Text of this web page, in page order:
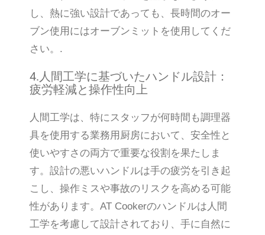
し、熱に強い設計であっても、長時間のオー
ブン使用にはオーブンミットを使用してくだ
さい。.
4.人間工学に基づいたハンドル設計：
疲労軽減と操作性向上
人間工学は、特にスタッフが何時間も調理器
具を使用する業務用厨房において、安全性と
使いやすさの両方で重要な役割を果たしま
す。設計の悪いハンドルは手の疲労を引き起
こし、操作ミスや事故のリスクを高める可能
性があります。AT Cookerのハンドルは人間
工学を考慮して設計されており、手に自然に